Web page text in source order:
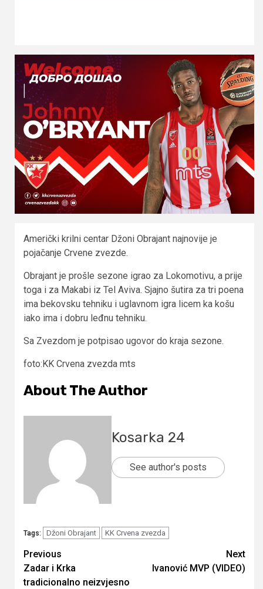
Američki krilni centar Džoni Obrajant najnovije je
pojačanje Crvene zvezde.
Obrajant je prošle sezone igrao za Lokomotivu, a prije
toga i za Makabi iz Tel Aviva. Sjajno šutira za tri poena
ima bekovsku tehniku i uglavnom igra licem ka košu
iako ima i dobru leđnu tehniku.
Sa Zvezdom je potpisao ugovor do kraja sezone.
foto:KK Crvena zvezda mts
About The Author
Kosarka 24
See author's posts
Tags: Džoni Obrajant KK Crvena zvezda
Continue
Reading
Previous
Zadar i Krka
tradicionalno neizvjesno
Next
Ivanović MVP (VIDEO)